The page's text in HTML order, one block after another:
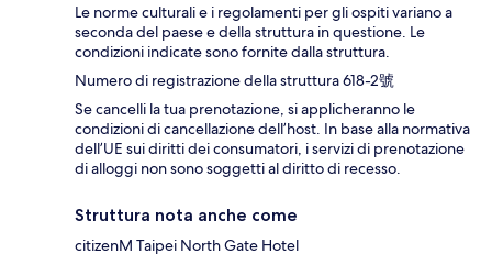
Le norme culturali e i regolamenti per gli ospiti variano a
seconda del paese e della struttura in questione. Le
condizioni indicate sono fornite dalla struttura.
Numero di registrazione della struttura 618-2號
Se cancelli la tua prenotazione, si applicheranno le
condizioni di cancellazione dell’host. In base alla normativa
dell’UE sui diritti dei consumatori, i servizi di prenotazione
di alloggi non sono soggetti al diritto di recesso.
Struttura nota anche come
citizenM Taipei North Gate Hotel